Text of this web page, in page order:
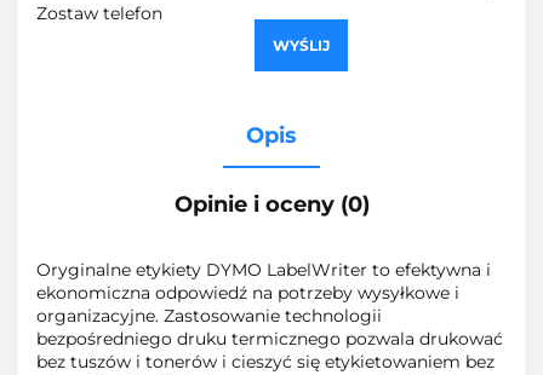
Zostaw telefon
WYŚLIJ
Opis
Opinie i oceny (0)
Oryginalne etykiety DYMO LabelWriter to efektywna i
ekonomiczna odpowiedź na potrzeby wysyłkowe i
organizacyjne. Zastosowanie technologii
bezpośredniego druku termicznego pozwala drukować
bez tuszów i tonerów i cieszyć się etykietowaniem bez